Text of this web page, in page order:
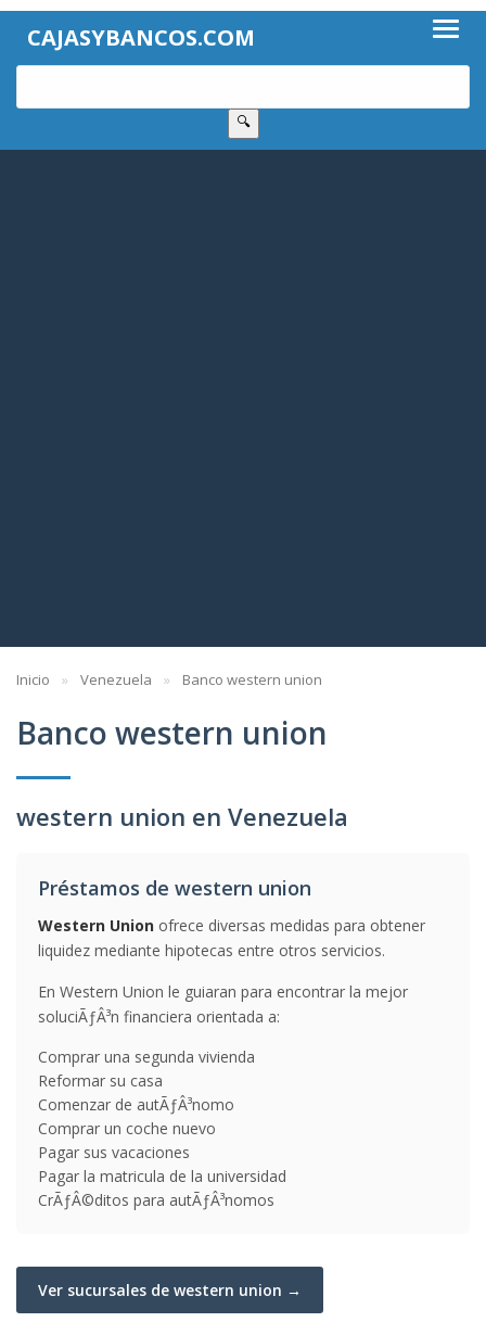
CAJASYBANCOS.COM
🔍
Inicio Venezuela Banco western union
Banco western union
western union en Venezuela
Préstamos de western union
Western Union ofrece diversas medidas para obtener
liquidez mediante hipotecas entre otros servicios.
En Western Union le guiaran para encontrar la mejor
soluciÃƒÂ³n financiera orientada a:
Comprar una segunda vivienda
Reformar su casa
Comenzar de autÃƒÂ³nomo
Comprar un coche nuevo
Pagar sus vacaciones
Pagar la matricula de la universidad
CrÃƒÂ©ditos para autÃƒÂ³nomos
Ver sucursales de western union →